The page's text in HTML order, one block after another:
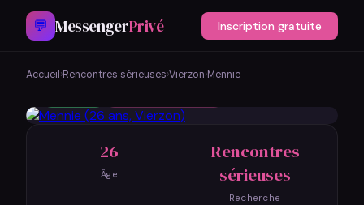
💬 MessengerPrivé Inscription gratuite
Accueil ›Rencontres sérieuses›Vierzon›Mennie
Mennie
Vierzon, France
26
Âge
Rencontres
sérieuses
Recherche